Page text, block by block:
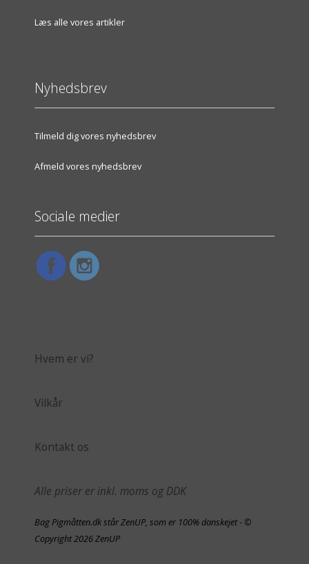
Læs alle vores artikler
Nyhedsbrev
Tilmeld dig vores nyhedsbrev
Afmeld vores nyhedsbrev
Sociale medier
Hvem er vi?
Vilkår
Kontakt os
Alle priser er inkl. moms og DDK
Bag Pigmåtten.dk står ZenUP, som er 100% danskejet - ©
Copyright 2026 ZenUP